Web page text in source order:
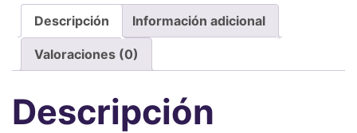
Descripción Información adicional
Valoraciones (0)
Descripción